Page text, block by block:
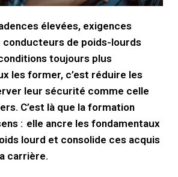
élevées, exigences
de poids-lourds
toujours plus
les former, c’est réduire les
leur sécurité comme celle
C’est là que la formation
: elle ancre les fondamentaux
lourd et consolide ces acquis
carrière.